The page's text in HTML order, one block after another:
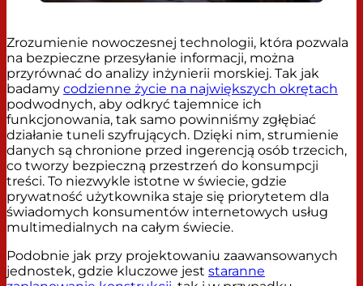
Zrozumienie nowoczesnej technologii, która pozwala
na bezpieczne przesyłanie informacji, można
przyrównać do analizy inżynierii morskiej. Tak jak
badamy codzienne życie na największych okrętach
podwodnych, aby odkryć tajemnice ich
funkcjonowania, tak samo powinniśmy zgłębiać
działanie tuneli szyfrujących. Dzięki nim, strumienie
danych są chronione przed ingerencją osób trzecich,
co tworzy bezpieczną przestrzeń do konsumpcji
treści. To niezwykle istotne w świecie, gdzie
prywatność użytkownika staje się priorytetem dla
świadomych konsumentów internetowych usług
multimedialnych na całym świecie.
Podobnie jak przy projektowaniu zaawansowanych
jednostek, gdzie kluczowe jest staranne